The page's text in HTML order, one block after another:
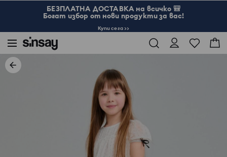
БЕЗПЛАТНА ДОСТАВКА на всичко 🎒
Богат избор от нови продукти за вас!
Купи сега >>